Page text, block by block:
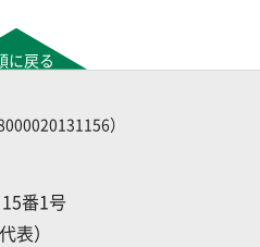
に戻る
）
番1号
表）